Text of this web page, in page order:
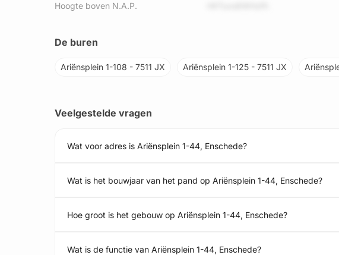
Hoogte boven N.A.P.
De buren
Ariënsplein 1-108 - 7511 JX Ariënsplein 1-125 - 7511 JX
Veelgestelde vragen
Wat voor adres is Ariënsplein 1-44, Enschede?
Wat is het bouwjaar van het pand op Ariënsplein 1-44, Enschede?
Hoe groot is het gebouw op Ariënsplein 1-44, Enschede?
Wat is de functie van Ariënsplein 1-44, Enschede?